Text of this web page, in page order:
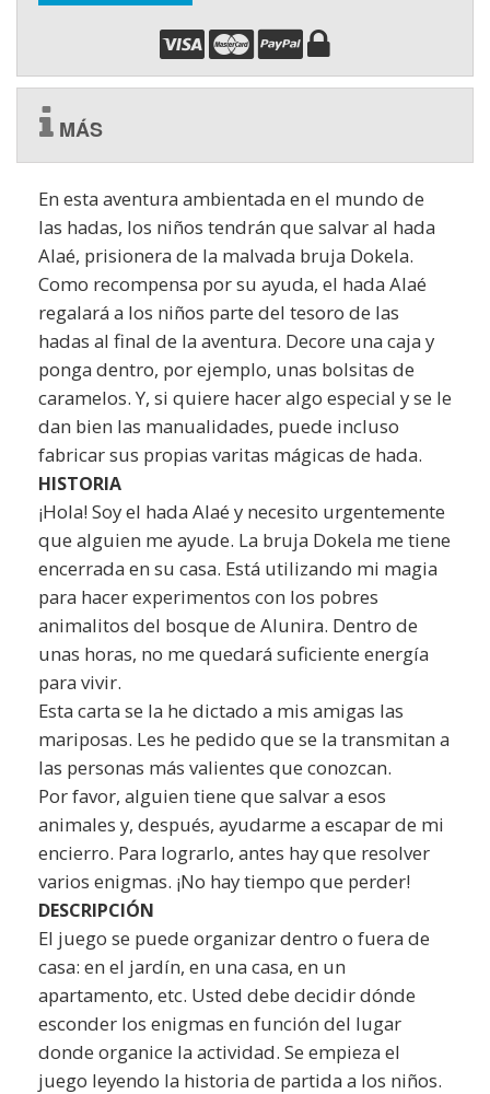
MÁS
En esta aventura ambientada en el mundo de
las hadas, los niños tendrán que salvar al hada
Alaé, prisionera de la malvada bruja Dokela.
Como recompensa por su ayuda, el hada Alaé
regalará a los niños parte del tesoro de las
hadas al final de la aventura. Decore una caja y
ponga dentro, por ejemplo, unas bolsitas de
caramelos. Y, si quiere hacer algo especial y se le
dan bien las manualidades, puede incluso
fabricar sus propias varitas mágicas de hada.
HISTORIA
¡Hola! Soy el hada Alaé y necesito urgentemente
que alguien me ayude. La bruja Dokela me tiene
encerrada en su casa. Está utilizando mi magia
para hacer experimentos con los pobres
animalitos del bosque de Alunira. Dentro de
unas horas, no me quedará suficiente energía
para vivir.
Esta carta se la he dictado a mis amigas las
mariposas. Les he pedido que se la transmitan a
las personas más valientes que conozcan.
Por favor, alguien tiene que salvar a esos
animales y, después, ayudarme a escapar de mi
encierro. Para lograrlo, antes hay que resolver
varios enigmas. ¡No hay tiempo que perder!
DESCRIPCIÓN
El juego se puede organizar dentro o fuera de
casa: en el jardín, en una casa, en un
apartamento, etc. Usted debe decidir dónde
esconder los enigmas en función del lugar
donde organice la actividad. Se empieza el
juego leyendo la historia de partida a los niños.